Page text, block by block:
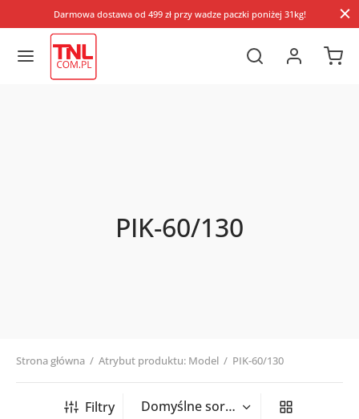
Darmowa dostawa od 499 zł przy wadze paczki poniżej 31kg!
PIK-60/130
Strona główna / Atrybut produktu: Model / PIK-60/130
Filtry